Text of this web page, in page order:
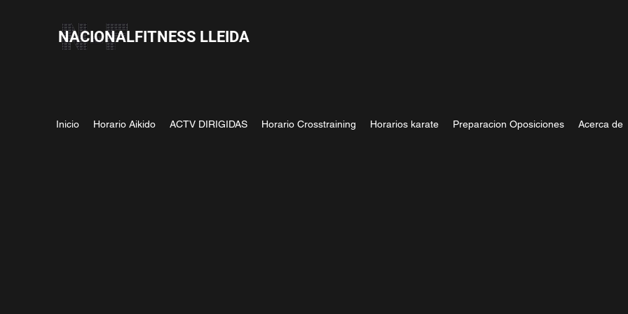
NACIONALFITNESS LLEIDA
Inicio Horario Aikido ACTV DIRIGIDAS Horario Crosstraining Horarios karate Preparacion Oposiciones Acerca de